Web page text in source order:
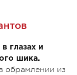
глазах и
шика.
обрамлении из